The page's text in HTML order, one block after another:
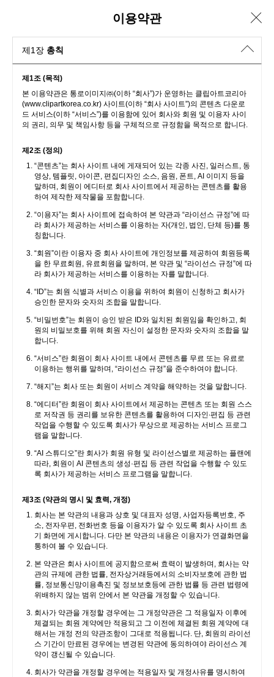
이용약관
제1장 총칙
제1조 (목적)
본 이용약관은 통로이미지㈜(이하 “회사”)가 운영하는 클립아트코리아
(www.clipartkorea.co.kr) 사이트(이하 “회사 사이트”)의 콘텐츠 다운로
드 서비스(이하 “서비스”)를 이용함에 있어 회사와 회원 및 이용자 사이
의 권리, 의무 및 책임사항 등을 구체적으로 규정함을 목적으로 합니다.
제2조 (정의)
“콘텐츠”는 회사 사이트 내에 게재되어 있는 각종 사진, 일러스트, 동
영상, 템플릿, 아이콘, 편집디자인 소스, 음원, 폰트, AI 이미지 등을
말하며, 회원이 에디터로 회사 사이트에서 제공하는 콘텐츠를 활용
하여 제작한 제작물을 포함합니다.
“이용자”는 회사 사이트에 접속하여 본 약관과 “라이선스 규정”에 따
라 회사가 제공하는 서비스를 이용하는 자(개인, 법인, 단체 등)를 통
칭합니다.
“회원”이란 이용자 중 회사 사이트에 개인정보를 제공하여 회원등록
을 한 무료회원, 유료회원을 말하며, 본 약관 및 “라이선스 규정”에 따
라 회사가 제공하는 서비스를 이용하는 자를 말합니다.
“ID”는 회원 식별과 서비스 이용을 위하여 회원이 신청하고 회사가
승인한 문자와 숫자의 조합을 말합니다.
“비밀번호”는 회원이 승인 받은 ID와 일치된 회원임을 확인하고, 회
원의 비밀보호를 위해 회원 자신이 설정한 문자와 숫자의 조합을 말
합니다.
“서비스”란 회원이 회사 사이트 내에서 콘텐츠를 무료 또는 유료로
이용하는 행위를 말하며, “라이선스 규정”을 준수하여야 합니다.
“해지”는 회사 또는 회원이 서비스 계약을 해약하는 것을 말합니다.
“에디터”란 회원이 회사 사이트에서 제공하는 콘텐츠 또는 회원 스스
로 저작권 등 권리를 보유한 콘텐츠를 활용하여 디자인∙편집 등 관련
작업을 수행할 수 있도록 회사가 무상으로 제공하는 서비스 프로그
램을 말합니다.
“AI 스튜디오”란 회사가 회원 유형 및 라이선스별로 제공하는 플랜에
따라, 회원이 AI 콘텐츠의 생성·편집 등 관련 작업을 수행할 수 있도
록 회사가 제공하는 서비스 프로그램을 말합니다.
제3조 (약관의 명시 및 효력, 개정)
회사는 본 약관의 내용과 상호 및 대표자 성명, 사업자등록번호, 주
소, 전자우편, 전화번호 등을 이용자가 알 수 있도록 회사 사이트 초
기 화면에 게시합니다. 다만 본 약관의 내용은 이용자가 연결화면을
통하여 볼 수 있습니다.
본 약관은 회사 사이트에 공지함으로써 효력이 발생하며, 회사는 약
관의 규제에 관한 법률, 전자상거래등에서의 소비자보호에 관한 법
률, 정보통신망이용촉진 및 정보보호등에 관한 법률 등 관련 법령에
위배하지 않는 범위 안에서 본 약관을 개정할 수 있습니다.
회사가 약관을 개정할 경우에는 그 개정약관은 그 적용일자 이후에
체결되는 회원 계약에만 적용되고 그 이전에 체결된 회원 계약에 대
해서는 개정 전의 약관조항이 그대로 적용됩니다. 단, 회원의 라이선
스 기간이 만료된 경우에는 변경된 약관에 동의하여야 라이선스 계
약이 갱신될 수 있습니다.
회사가 약관을 개정할 경우에는 적용일자 및 개정사유를 명시하여